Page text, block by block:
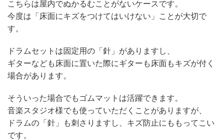
こちらは屋内でぬかるむことがないケースです。
今度は「床面にキズをつけてはいけない」ことが大切で
す。
ドラムセットは固定用の「針」がありますし、
ギターなども床面に置いた際にギターも床面もキズが付く
場合があります。
そういった場合でもゴムマットは活躍できます。
音楽スタジオ様でも使っていただくことがありますが、
ドラムの「針」も刺さりますし、キズ防止にももってこい
です。